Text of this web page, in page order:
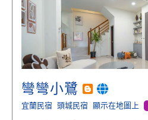
彎彎小鷺
宜蘭民宿 頭城民宿 顯示在地圖上